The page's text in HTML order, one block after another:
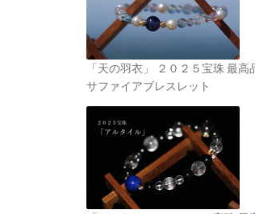
「天の羽衣」 ２０２５宝珠 最高
サファイアブレスレット